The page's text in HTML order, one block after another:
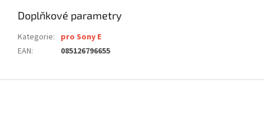
Doplňkové parametry
Kategorie: pro Sony E
EAN: 085126796655